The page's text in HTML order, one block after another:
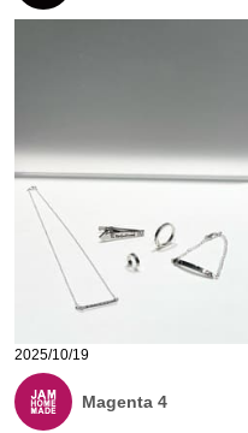
2025/10/19
Magenta 4